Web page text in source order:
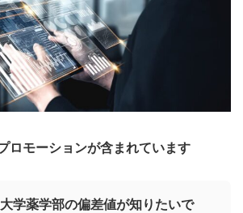
ロモーションが含まれています
学薬学部の偏差値が知りたいで